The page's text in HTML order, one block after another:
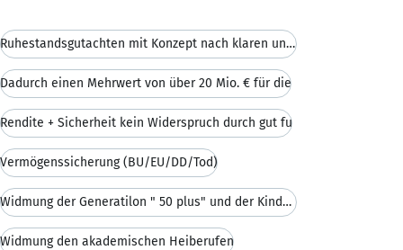
Ruhestandsgutachten mit Konzept nach klaren und n
Dadurch einen Mehrwert von über 20 Mio. € für die
Rendite + Sicherheit kein Widerspruch durch gut fu
Vermögenssicherung (BU/EU/DD/Tod)
Widmung der Generatilon " 50 plus" und der Kinderv
Widmung den akademischen Heiberufen